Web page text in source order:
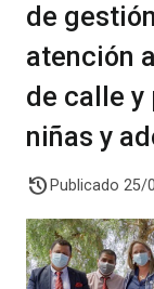
de
atención
de calle y
niñas y
history Publicado 25/